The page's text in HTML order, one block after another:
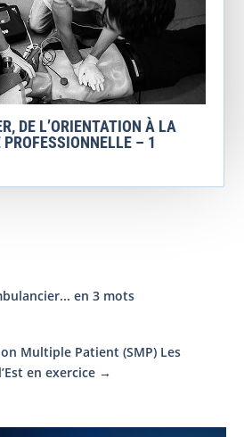
DE L’ORIENTATION À LA
PROFESSIONNELLE – 1
en 3 mots
Multiple Patient (SMP) Les
en exercice→